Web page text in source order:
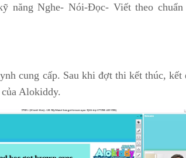
Nghe- Nói-Đọc- Viết theo
cung cấp. Sau khi đợt thi kết thúc, kết
Alokiddy.